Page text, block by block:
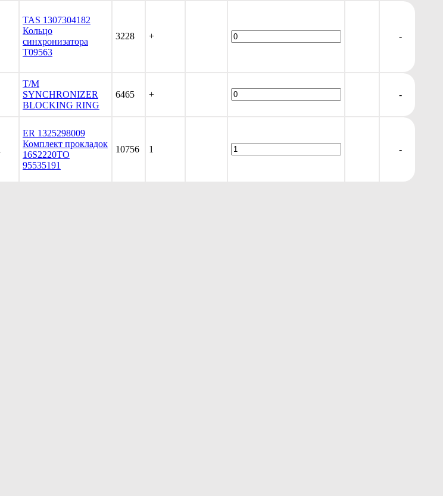
TAS 1307304182
Кольцо
синхронизатора
T09563
3228 + -
T/M
SYNCHRONIZER
BLOCKING RING
6465 + -
ER 1325298009
Комплект прокладок
16S2220TO
95535191
10756 1 -